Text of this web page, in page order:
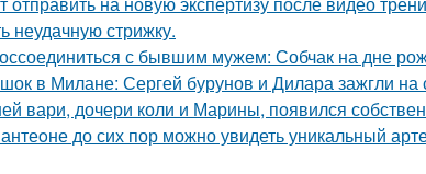
неудачную стрижку.
с бывшим мужем: Собчак на дне
в Милане: Сергей бурунов и Дилара зажгли на
вари, дочери коли и Марины, появился
до сих пор можно увидеть уникальный